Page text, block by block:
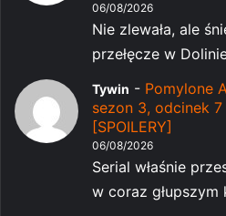
06/08/2026
Nie zlewała, ale
przełęcze w
Tywin - Pomylone
sezon 3, odcinek 7
[SPOILERY]
06/08/2026
Serial właśnie
w coraz głupszym